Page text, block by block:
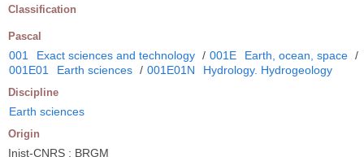
Classification
Pascal
001 Exact sciences and technology / 001E Earth, ocean, space /
001E01
Earth sciences / 001E01N Hydrology. Hydrogeology
Discipline
Earth sciences
Origin
Inist-CNRS ; BRGM